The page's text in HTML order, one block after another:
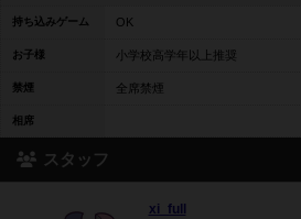
持ち込みゲーム OK
お子様 小学校高学年以上推奨
禁煙 全席禁煙
相席
スタッフ
xi_full